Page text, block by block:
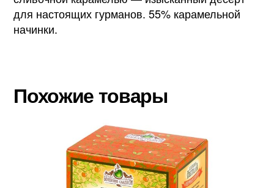
для настоящих гурманов. 55% карамельной
начинки.
Похожие товары